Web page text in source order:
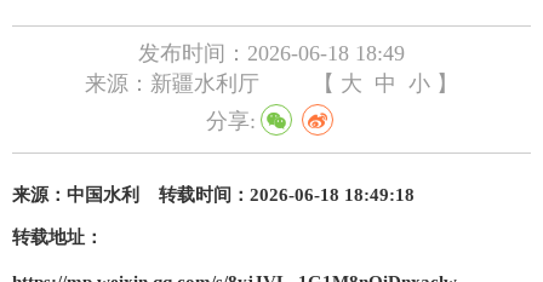
发布时间：2026-06-18 18:49
来源：新疆水利厅
【 大 中 小 】
分享:
来源： 中国水利 转载时间：2026-06-18 18:49:18
转载地址：